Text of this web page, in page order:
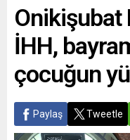
Onikişubat
İHH,
çocuğun
Paylaş Tweetle